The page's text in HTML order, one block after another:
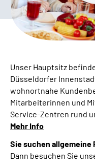
Presse
Inhalte in
Leichte Sprache
Suche
Unser Hauptsitz
Düsseldorfer
wohnortnahe
Mitarbeiterinnen und
Service-Zentren rund
Mehr Info
Sie suchen
Dann besuchen Sie